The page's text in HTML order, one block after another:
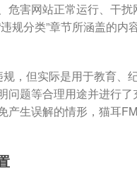
危害网站正常运行、干
规分类”章节所涵盖的内
，但实际是用于教育、
问题等合理用途并进行了
产生误解的情形，猫耳